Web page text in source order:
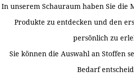
In unserem Schauraum haben Sie die
Produkte zu entdecken und den
persönlich zu
Sie können die Auswahl an Stoffen
Bedarf